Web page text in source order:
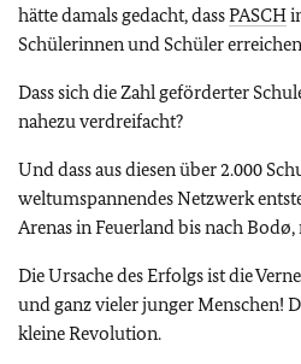
hätte damals gedacht, dassPASCH
Schülerinnen und Schüler
Dass sich die Zahl geförderter
nahezu verdreifacht?
Und dass aus diesen über 2.000
weltumspannendes Netzwerk
Arenas in Feuerland bis nach
Die Ursache des Erfolgs ist die
und ganz vieler junger Menschen!
kleine Revolution.